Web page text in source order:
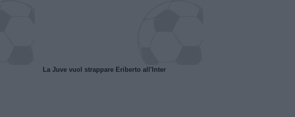
La Juve vuol strappare Eriberto all'Inter